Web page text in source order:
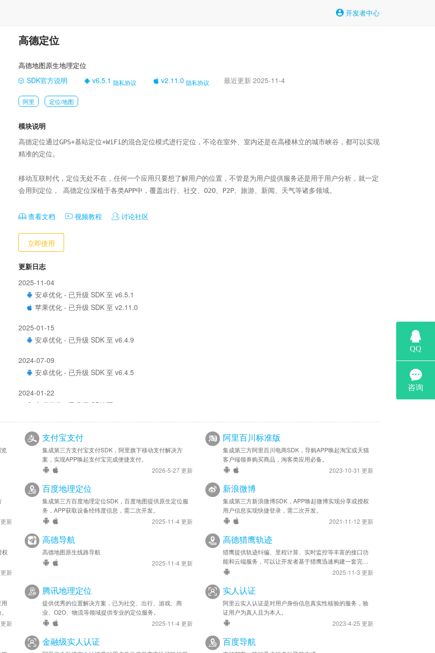
开发者中心
高德定位
高德地图原生地理定位
SDK官方说明
v6.5.1 隐私协议 v2.11.0 隐私协议 最近更新 2025-11-4
阿里 定位/地图
模块说明
高德定位通过GPS+基站定位+WiFi的混合定位模式进行定位，不论在室外、室内还是在高楼林立的城市峡谷，都可以实现
精准的定位。
移动互联时代，定位无处不在，任何一个应用只要想了解用户的位置，不管是为用户提供服务还是用于用户分析，就一定
会用到定位， 高德定位深植于各类APP中，覆盖出行、社交、O2O、P2P、旅游、新闻、天气等诸多领域。
查看文档 视频教程 讨论社区
立即使用
更新日志
2025-11-04
安卓优化 - 已升级 SDK 至 v6.5.1
苹果优化 - 已升级 SDK 至 v2.11.0
2025-01-15
安卓优化 - 已升级 SDK 至 v6.4.9
2024-07-09
安卓优化 - 已升级 SDK 至 v6.4.5
2024-01-22
安卓优化 - 已升级 SDK 至 v6.4.2
2023-10-08
安卓优化 - 已升级 SDK 至 v6.4.0
2023-08-03
新增 - 提供 postToUrl 参数以便APP将定位结果 POST 到你指定的服务器接口地址，请详见 DEMO 文档，支持
Android & iOS。
安卓优化 - 已升级 SDK 至 v6.3.0
苹果优化 - 已升级 SDK 至 v2.10.0
2023-02-27
安卓优化 - 已升级 SDK 至 v6.2.0
苹果优化 - 已升级 SDK 至 v2.9.0
安卓优化 - 已升级 SDK 至 v6.1.0
2022-03-22
安卓优化 - 已升级 SDK 至 v6.0.1
2022-03-15
安卓优化 - 已升级 SDK 至 v6.0.0
支付宝支付
集成第三方支付宝支付SDK，阿里旗下移动支付解决方
案，实现APP唤起支付宝完成便捷支付。
2026-5-27 更新
阿里百川标准版
集成第三方阿里百川电商SDK，导购APP唤起淘宝或天猫
客户端领券购买商品，淘客类应用必备。
2023-10-31 更新
新
百度地理定位
集成第三方百度地理定位SDK，百度地图提供原生定位服
务，APP获取设备经纬度信息，需二次开发。
2025-11-4 更新
新浪微博
集成第三方新浪微博SDK，APP唤起微博实现分享或授权
用户信息实现快捷登录，需二次开发。
2021-11-12 更新
权
新
高德导航
高德地图原生线路导航
2025-11-4 更新
高德猎鹰轨迹
猎鹰提供轨迹纠偏、里程计算、实时监控等丰富的接口功
能和云端服务，可以让开发者基于猎鹰迅速构建一套完全
属于自己的精准、高效的轨迹管理系统，应用于车队管
2025-11-3 更新
新
腾讯地理定位
提供优秀的位置解决方案，已为社交、出行、游戏、商
业、O2O、物流等领域提供专业的定位服务。
2025-11-4 更新
实人认证
阿里云实人认证是对用户身份信息真实性核验的服务，验
证用户为真人且为本人。
2023-4-25 更新
金融级实人认证 百度导航